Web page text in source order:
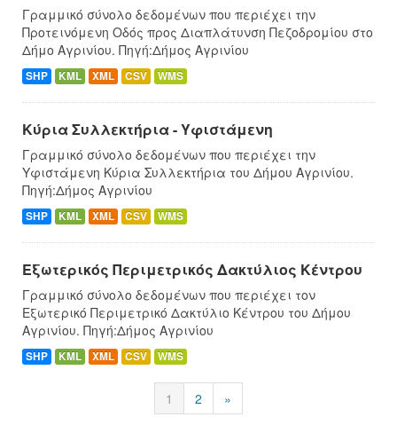
Γραμμικό σύνολο δεδομένων που περιέχει την
Προτεινόμενη Οδός προς Διαπλάτυνση Πεζοδρομίου στο
Δήμο Αγρινίου. Πηγή:Δήμος Αγρινίου
SHP KML XML CSV WMS
Κύρια Συλλεκτήρια - Υφιστάμενη
Γραμμικό σύνολο δεδομένων που περιέχει την
Υφιστάμενη Κύρια Συλλεκτήρια του Δήμου Αγρινίου.
Πηγή:Δήμος Αγρινίου
SHP KML XML CSV WMS
Εξωτερικός Περιμετρικός Δακτύλιος Κέντρου
Γραμμικό σύνολο δεδομένων που περιέχει τον
Εξωτερικό Περιμετρικό Δακτύλιο Κέντρου του Δήμου
Αγρινίου. Πηγή:Δήμος Αγρινίου
SHP KML XML CSV WMS
1 2 »